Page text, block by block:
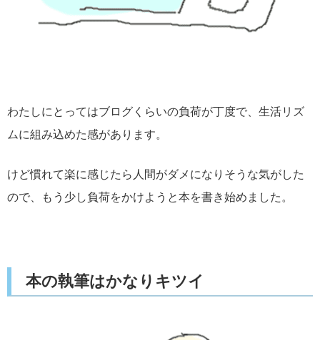
わたしにとってはブログくらいの負荷が丁度で、生活リズ
ムに組み込めた感があります。
けど慣れて楽に感じたら人間がダメになりそうな気がした
ので、もう少し負荷をかけようと本を書き始めました。
本の執筆はかなりキツイ